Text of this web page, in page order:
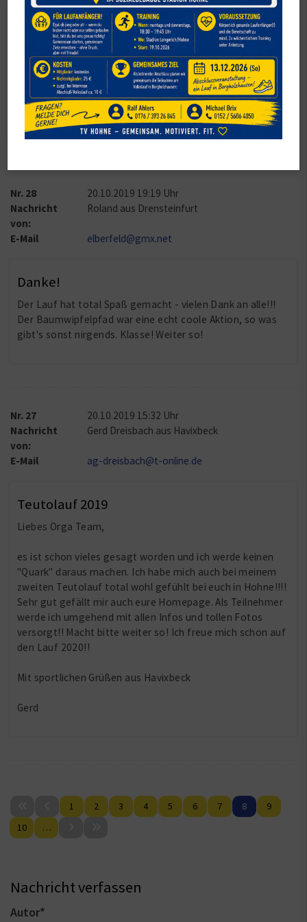
Danke
Danke für 20 tolle Jahre !!!! Danke an alle fleißigen Helfer,
sei es auf oder neben der Strecke,
hinter der Kuchentheke, oder die im Hintergrund. Man
sollte aber auch mal die Sanitäter erwähnen.
Ihr alle macht einen tollen Job !!!!!!
Nr. 28 20.10.2019 19:19 Uhr
Nachricht
von:
Roland aus Drensteinfurt
E-Mail elberfeld@gmx.net
Danke!
Der Lauf hat total Spaß gemacht - vielen Dank an alle!!!
Der Baumwipfelpfad war eine echt coole Aktion, so was
gibt's sonst nirgends. Klasse! Weiter so!
Nr. 27 20.10.2019 15:32 Uhr
Nachricht
von:
Gerd Dreisbach aus Havixbeck
E-Mail ag-dreisbach@t-online.de
Teutolauf 2019
Liebes Orga Team,
es ist schon vieles gesagt worden und ich werde keinen
"Quark" daraus machen. Ich habe mich auch bei meinem
zweiten Teutolauf total wohl gefühlt bei euch in Hohne!!!!
Sehr gut gefällt mir auch eure Homepage. Als Teilnehmer
werde ich umgehend mit allen Infos und tollen Fotos
versorgt!! Macht bitte weiter so! Ich freue mich schon auf
den Lauf 2020!!
Mit sportlichen Grüßen aus Havixbeck
Gerd
1 2 3 4 5 6 7 8
9
10
…
Nachricht verfassen
Autor*